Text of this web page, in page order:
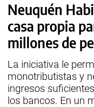
Neuquén
casa propia
millones de
La iniciativa le
monotributistas y
ingresos
los bancos. En un